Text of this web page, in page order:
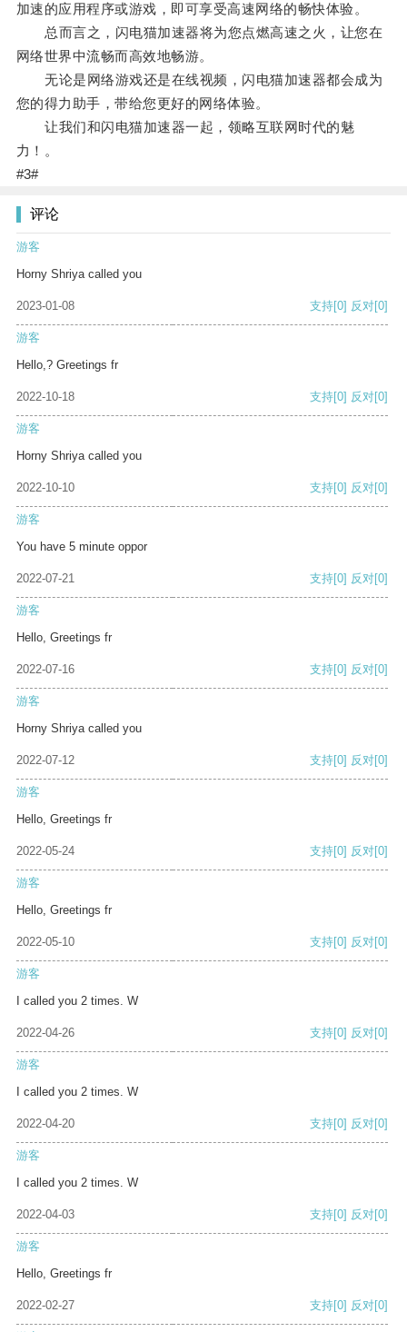
加速的应用程序或游戏，即可享受高速网络的畅快体验。
总而言之，闪电猫加速器将为您点燃高速之火，让您在
网络世界中流畅而高效地畅游。
无论是网络游戏还是在线视频，闪电猫加速器都会成为
您的得力助手，带给您更好的网络体验。
让我们和闪电猫加速器一起，领略互联网时代的魅
力！。
#3#
评论
游客
Horny Shriya called you
2023-01-08 支持[0] 反对[0]
游客
Hello,? Greetings fr
2022-10-18 支持[0] 反对[0]
游客
Horny Shriya called you
2022-10-10 支持[0] 反对[0]
游客
You have 5 minute oppor
2022-07-21 支持[0] 反对[0]
游客
Hello, Greetings fr
2022-07-16 支持[0] 反对[0]
游客
Horny Shriya called you
2022-07-12 支持[0] 反对[0]
游客
Hello, Greetings fr
2022-05-24 支持[0] 反对[0]
游客
Hello, Greetings fr
2022-05-10 支持[0] 反对[0]
游客
I called you 2 times. W
2022-04-26 支持[0] 反对[0]
游客
I called you 2 times. W
2022-04-20 支持[0] 反对[0]
游客
I called you 2 times. W
2022-04-03 支持[0] 反对[0]
游客
Hello, Greetings fr
2022-02-27 支持[0] 反对[0]